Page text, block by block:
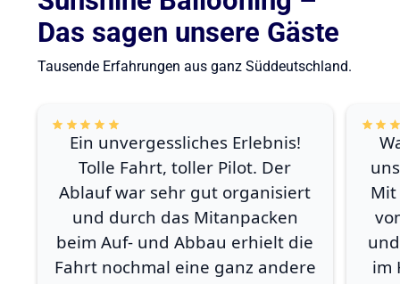
Das sagen unsere Gäste
Tausende Erfahrungen aus ganz Süddeutschland.
Ein unvergessliches Erlebnis!
Tolle Fahrt, toller Pilot. Der
Ablauf war sehr gut organisiert
und durch das Mitanpacken
beim Auf- und Abbau erhielt die
Fahrt nochmal eine ganz andere
im